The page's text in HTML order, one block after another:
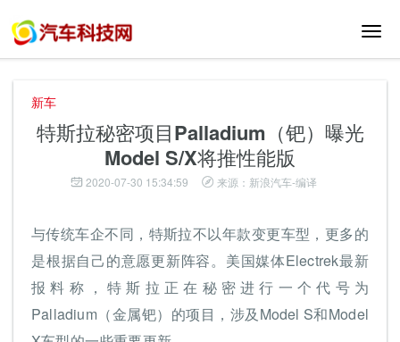
切
新车
特斯拉秘密项目Palladium（钯）曝光
Model S/X将推性能版
2020-07-30 15:34:59 来源：新浪汽车-编译
与传统车企不同，特斯拉不以年款变更车型，更多的
是根据自己的意愿更新阵容。美国媒体Electrek最新
报料称，特斯拉正在秘密进行一个代号为
Palladium（金属钯）的项目，涉及Model S和Model